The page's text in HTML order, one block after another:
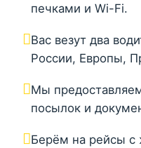
печками и Wi-Fi.
Вас везут два
России, Европы,
Мы
посылок и
Берём на рейсы